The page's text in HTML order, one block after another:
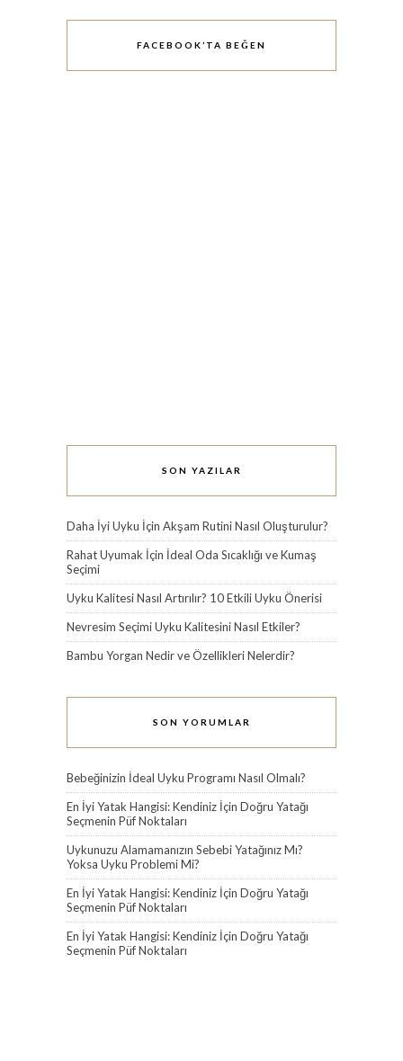
FACEBOOK’TA BEĞEN
SON YAZILAR
Daha İyi Uyku İçin Akşam Rutini Nasıl Oluşturulur?
Rahat Uyumak İçin İdeal Oda Sıcaklığı ve Kumaş
Seçimi
Uyku Kalitesi Nasıl Artırılır? 10 Etkili Uyku Önerisi
Nevresim Seçimi Uyku Kalitesini Nasıl Etkiler?
Bambu Yorgan Nedir ve Özellikleri Nelerdir?
SON YORUMLAR
Bebeğinizin İdeal Uyku Programı Nasıl Olmalı?
En İyi Yatak Hangisi: Kendiniz İçin Doğru Yatağı
Seçmenin Püf Noktaları
Uykunuzu Alamamanızın Sebebi Yatağınız Mı?
Yoksa Uyku Problemi Mi?
En İyi Yatak Hangisi: Kendiniz İçin Doğru Yatağı
Seçmenin Püf Noktaları
En İyi Yatak Hangisi: Kendiniz İçin Doğru Yatağı
Seçmenin Püf Noktaları